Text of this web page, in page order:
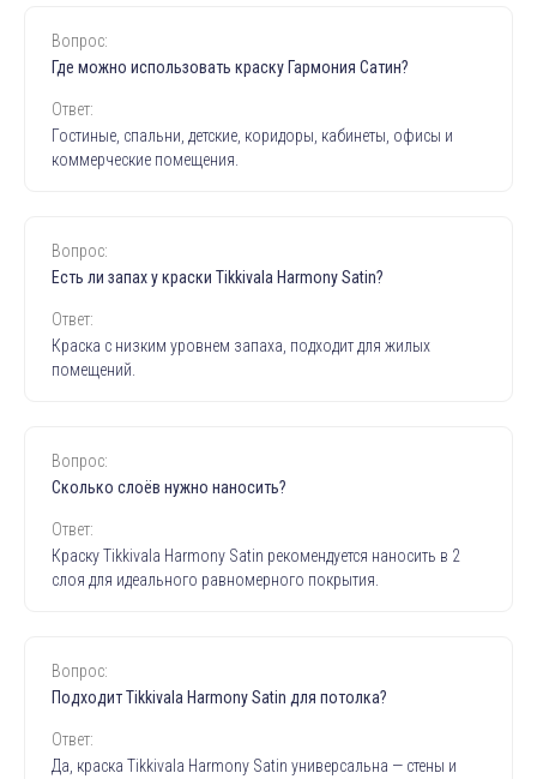
Вопрос:
Где можно использовать краску Гармония Сатин?
Ответ:
Гостиные, спальни, детские, коридоры, кабинеты, офисы и
коммерческие помещения.
Вопрос:
Есть ли запах у краски Tikkivala Harmony Satin?
Ответ:
Краска с низким уровнем запаха, подходит для жилых
помещений.
Вопрос:
Сколько слоёв нужно наносить?
Ответ:
Краску Tikkivala Harmony Satin рекомендуется наносить в 2
слоя для идеального равномерного покрытия.
Вопрос:
Подходит Tikkivala Harmony Satin для потолка?
Ответ:
Да, краска Tikkivala Harmony Satin универсальна — стены и